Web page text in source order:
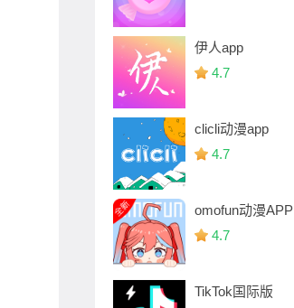
伊人app
4.7
clicli动漫app
4.7
omofun动漫APP
4.7
TikTok国际版